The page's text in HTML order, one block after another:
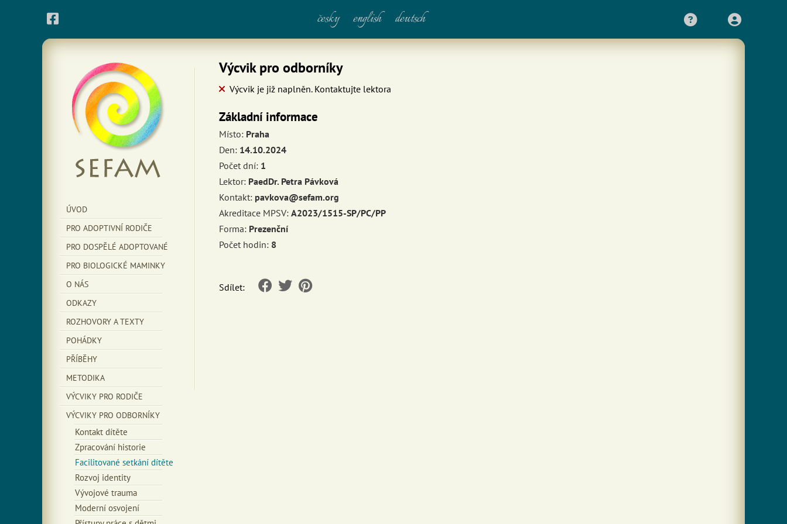
česky english deutsch
ÚVOD
PRO ADOPTIVNÍ RODIČE
PRO DOSPĚLÉ ADOPTOVANÉ
PRO BIOLOGICKÉ MAMINKY
O NÁS
ODKAZY
ROZHOVORY A TEXTY
POHÁDKY
PŘÍBĚHY
METODIKA
VÝCVIKY PRO RODIČE
VÝCVIKY PRO ODBORNÍKY
Kontakt dítěte
Zpracování historie
Facilitované setkání dítěte
Rozvoj identity
Vývojové trauma
Moderní osvojení
Výcvik pro odborníky
Výcvik je již naplněn. Kontaktujte lektora
Základní informace
Místo: Praha
Den: 14.10.2024
Počet dní: 1
Lektor: PaedDr. Petra Pávková
Kontakt: pavkova@sefam.org
Akreditace MPSV: A2023/1515-SP/PC/PP
Forma: Prezenční
Počet hodin: 8
Sdílet: